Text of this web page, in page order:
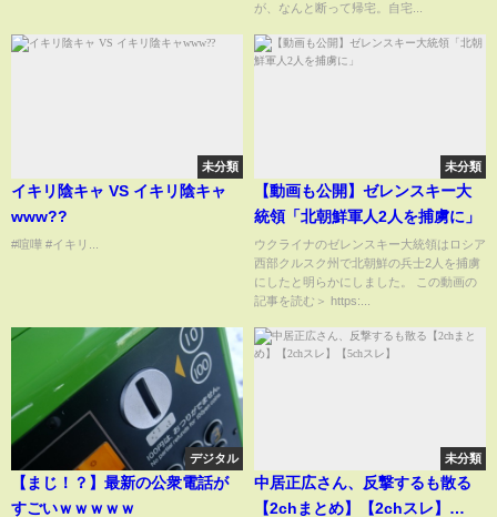
が、なんと断って帰宅。自宅...
未分類
イキリ陰キャ VS イキリ陰キャ
www??
#喧嘩 #イキリ...
未分類
【動画も公開】ゼレンスキー大
統領「北朝鮮軍人2人を捕虜に」
ウクライナのゼレンスキー大統領はロシア
西部クルスク州で北朝鮮の兵士2人を捕虜
にしたと明らかにしました。 この動画の
記事を読む＞ https:...
デジタル
【まじ！？】最新の公衆電話が
すごいｗｗｗｗｗ
未分類
中居正広さん、反撃するも散る
【2chまとめ】【2chスレ】